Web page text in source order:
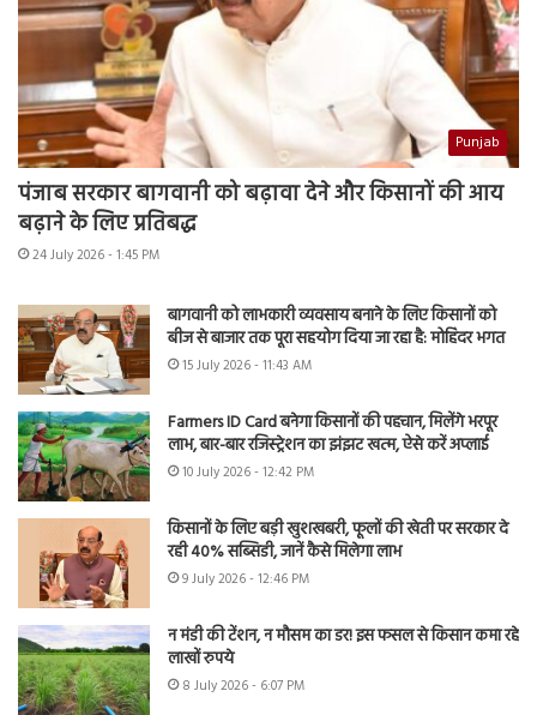
Punjab
पंजाब सरकार बागवानी को बढ़ावा देने और किसानों की आय
बढ़ाने के लिए प्रतिबद्ध
24 July 2026 - 1:45 PM
बागवानी को लाभकारी व्यवसाय बनाने के लिए किसानों को
बीज से बाजार तक पूरा सहयोग दिया जा रहा है: मोहिंदर भगत
15 July 2026 - 11:43 AM
Farmers ID Card बनेगा किसानों की पहचान, मिलेंगे भरपूर
लाभ, बार-बार रजिस्ट्रेशन का झंझट खत्म, ऐसे करें अप्लाई
10 July 2026 - 12:42 PM
किसानों के लिए बड़ी खुशखबरी, फूलों की खेती पर सरकार दे
रही 40% सब्सिडी, जानें कैसे मिलेगा लाभ
9 July 2026 - 12:46 PM
न मंडी की टेंशन, न मौसम का डर! इस फसल से किसान कमा रहे
लाखों रुपये
8 July 2026 - 6:07 PM